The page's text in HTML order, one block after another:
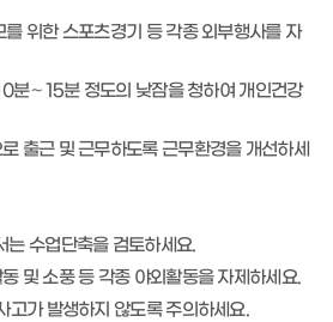
위한 스포츠경기 등 각종 외부행사를 자
분～15분 정도의 낮잠을 청하여 개인건강
출근 및 근무하도록 근무환경을 개선하세
는 수업단축을 검토하세요.
및 소풍 등 각종 야외활동을 자제하세요.
고가 발생하지 않도록 주의하세요.